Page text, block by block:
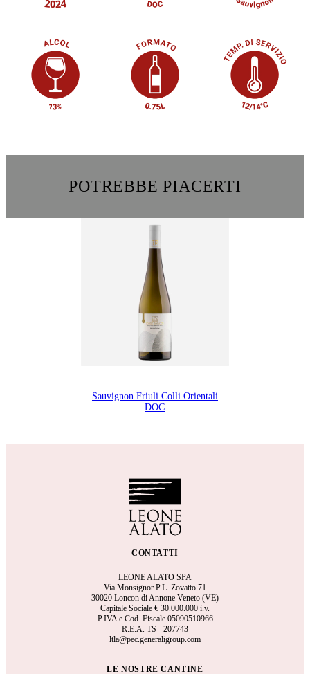
POTREBBE PIACERTI
Sauvignon Friuli Colli Orientali
DOC
CONTATTI
LEONE ALATO SPA
Via Monsignor P.L. Zovatto 71
30020 Loncon di Annone Veneto (VE)
Capitale Sociale € 30.000.000 i.v.
P.IVA e Cod. Fiscale 05090510966
R.E.A. TS - 207743
ltla@pec.generaligroup.com
LE NOSTRE CANTINE